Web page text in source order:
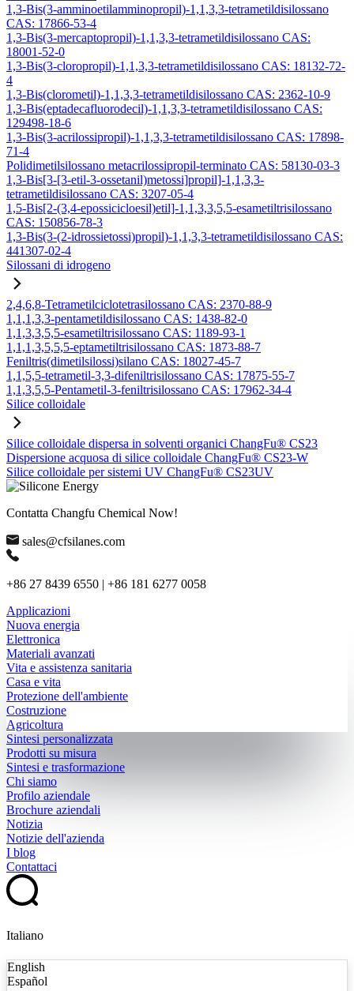
1,3-Bis(3-amminoetilamminopropil)-1,1,3,3-tetrametildisilossano
CAS: 17866-53-4
1,3-Bis(3-mercaptopropil)-1,1,3,3-tetrametildisilossano CAS:
18001-52-0
1,3-Bis(3-cloropropil)-1,1,3,3-tetrametildisilossano CAS: 18132-72-
4
1,3-Bis(clorometil)-1,1,3,3-tetrametildisilossano CAS: 2362-10-9
1,3-Bis(eptadecafluorodecil)-1,1,3,3-tetrametildisilossano CAS:
129498-18-6
1,3-Bis(3-acrilossipropil)-1,1,3,3-tetrametildisilossano CAS: 17898-
71-4
Polidimetilsilossano metacrilossipropil-terminato CAS: 58130-03-3
1,3-Bis[3-[3-etil-3-ossetanil)metossi]propil]-1,1,3,3-
tetrametildisilossano CAS: 3207-05-4
1,5-Bis[2-(3,4-epossicicloesil)etil]-1,1,3,3,5,5-esametiltrisilossano
CAS: 150856-78-3
1,3-Bis(3-(2-idrossietossi)propil)-1,1,3,3-tetrametildisilossano CAS:
441307-02-4
Silossani di idrogeno
2,4,6,8-Tetrametilciclotetrasilossano CAS: 2370-88-9
1,1,1,3,3-pentametildisilossano CAS: 1438-82-0
1,1,3,3,5,5-esametiltrisilossano CAS: 1189-93-1
1,1,1,3,5,5,5-eptametiltrisilossano CAS: 1873-88-7
Feniltris(dimetilsilossi)silano CAS: 18027-45-7
1,1,5,5-tetrametil-3,3-difeniltrisilossano CAS: 17875-55-7
1,1,3,5,5-Pentametil-3-feniltrisilossano CAS: 17962-34-4
Silice colloidale
Silice colloidale dispersa in solventi organici ChangFu® CS23
Dispersione acquosa di silice colloidale ChangFu® CS23-W
Silice colloidale per sistemi UV ChangFu® CS23UV
Contatta Changfu Chemical Now!
sales@cfsilanes.com
+86 27 8439 6550 | +86 181 6277 0058
Applicazioni
Nuova energia
Elettronica
Materiali avanzati
Vita e assistenza sanitaria
Casa e vita
Protezione dell'ambiente
Costruzione
Agricoltura
Sintesi personalizzata
Prodotti su misura
Sintesi e trasformazione
Chi siamo
Profilo aziendale
Brochure aziendali
Notizia
Notizie dell'azienda
I blog
Contattaci
Italiano
English
Español